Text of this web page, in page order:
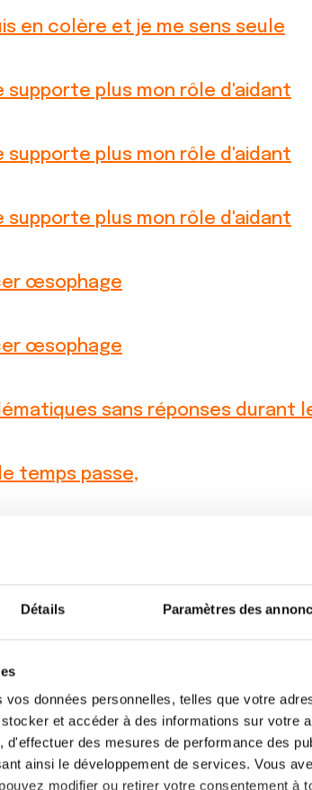
Détails Paramètres des
vos données personnelles, telles que votre
et accéder à des informations sur votre
des mesures de performance des
ainsi le développement de services. Vous
modifier ou retirer votre consentement à
en colère et je me sens seule
supporte plus mon rôle d'aidant
supporte plus mon rôle d'aidant
supporte plus mon rôle d'aidant
œsophage
œsophage
sans réponses durant
temps passe,
passe,
au bout
surmonter ma peine